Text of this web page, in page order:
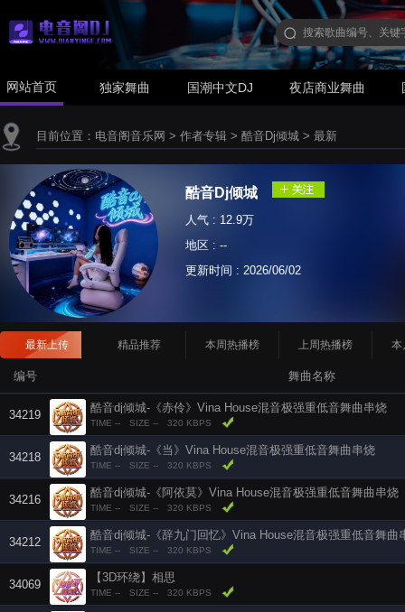
网站首页 独家舞曲 国潮中文DJ 夜店商业舞曲
目前位置： 电音阁音乐网 > 作者专辑 > 酷音Dj倾城 > 最新
酷音Dj倾城
人气 : 12.9万
地区 : --
更新时间 : 2026/06/02
最新上传 精品推荐 本周热播榜 上周热播榜 本
编号 舞曲名称
34219
酷音dj倾城-《赤伶》Vina House混音极强重低音舞曲串烧
TIME -- SIZE -- 320 KBPS
34218
酷音dj倾城-《当》Vina House混音极强重低音舞曲串烧
TIME -- SIZE -- 320 KBPS
34216
酷音dj倾城-《阿依莫》Vina House混音极强重低音舞曲串烧
TIME -- SIZE -- 320 KBPS
34212
酷音dj倾城-《辞九门回忆》Vina House混音极强重低音舞曲
TIME -- SIZE -- 320 KBPS
34069
【3D环绕】相思
TIME -- SIZE -- 320 KBPS